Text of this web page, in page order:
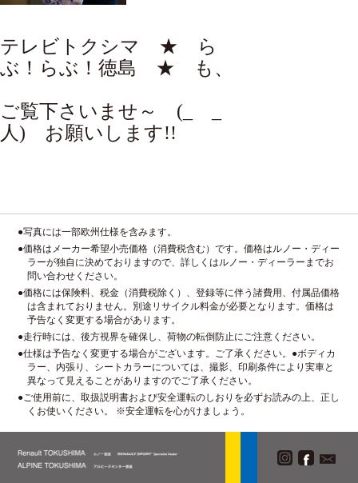
テレビトクシマ ★ ら
ぶ！らぶ！徳島 ★ も、
ご覧下さいませ～ (_ _
人) お願いします!!
●写真には一部欧州仕様を含みます。
●価格はメーカー希望小売価格（消費税含む）です。価格はルノー・ディー
ラーが独自に決めておりますので、詳しくはルノー・ディーラーまでお
問い合わせください。
●価格には保険料、税金（消費税除く）、登録等に伴う諸費用、付属品価格
は含まれておりません。別途リサイクル料金が必要となります。価格は
予告なく変更する場合があります。
●走行時には、後方視界を確保し、荷物の転倒防止にご注意ください。
●仕様は予告なく変更する場合がございます。ご了承ください。●ボディカ
ラー、内張り、シートカラーについては、撮影、印刷条件により実車と
異なって見えることがありますのでご了承ください。
●ご使用前に、取扱説明書および安全運転のしおりを必ずお読みの上、正し
くお使いください。 ※安全運転を心がけましょう。